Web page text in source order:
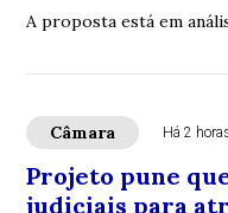
A proposta está em
Câmara Há 2
Projeto pune
judiciais para